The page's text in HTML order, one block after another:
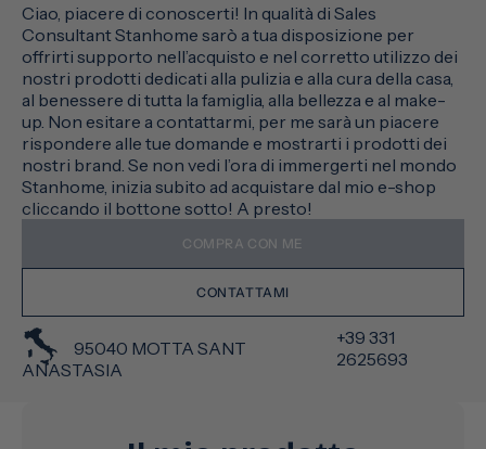
Ciao, piacere di conoscerti! In qualità di Sales
Consultant Stanhome sarò a tua disposizione per
offrirti supporto nell’acquisto e nel corretto utilizzo dei
nostri prodotti dedicati alla pulizia e alla cura della casa,
al benessere di tutta la famiglia, alla bellezza e al make-
up. Non esitare a contattarmi, per me sarà un piacere
rispondere alle tue domande e mostrarti i prodotti dei
nostri brand. Se non vedi l’ora di immergerti nel mondo
Stanhome, inizia subito ad acquistare dal mio e-shop
cliccando il bottone sotto! A presto!
COMPRA CON ME
CONTATTAMI
95040 MOTTA SANT
ANASTASIA
+39 331
2625693